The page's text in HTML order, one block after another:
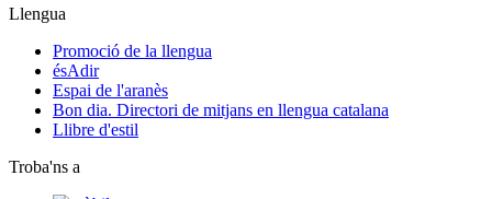
Llengua
Promoció de la llengua
ésAdir
Espai de l'aranès
Bon dia. Directori de mitjans en llengua catalana
Llibre d'estil
Troba'ns a